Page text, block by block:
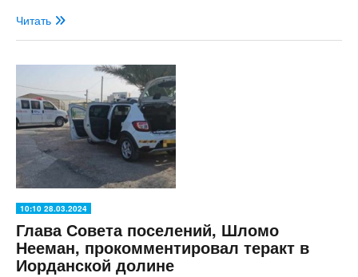
Читать
10:10 28.03.2024
Глава Совета поселений, Шломо
Нееман, прокомментировал теракт в
Иорданской долине